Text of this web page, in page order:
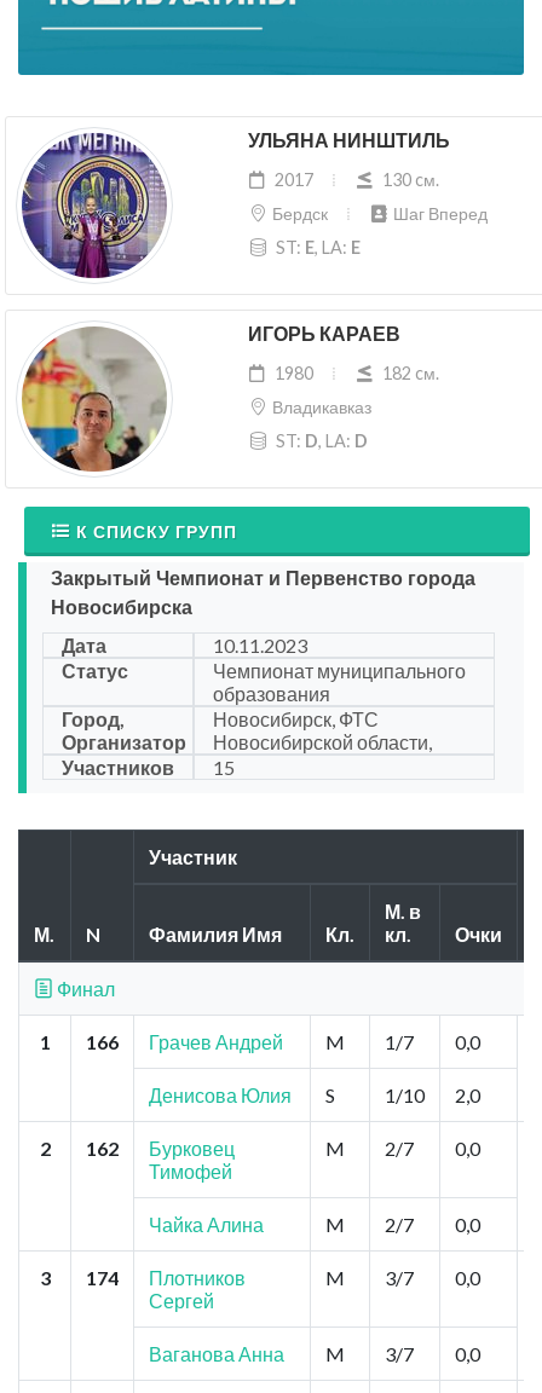
УЛЬЯНА НИНШТИЛЬ
2017
130 cм.
Бердск
Шаг Вперед
ST: E, LA: E
ИГОРЬ КАРАЕВ
1980
182 cм.
Владикавказ
ST: D, LA: D
К СПИСКУ ГРУПП
Закрытый Чемпионат и Первенство города
Новосибирска
Дата
10.11.2023
Статус
Чемпионат муниципального
образования
Город,
Организатор
Новосибирск, ФТС
Новосибирской области,
Участников
15
М. N
Участник
Фамилия Имя Кл.
М. в
кл.
Очки
Финал
1 166 Грачев Андрей M 1/7 0,0
Денисова Юлия S 1/10 2,0
2 162
Бурковец
Тимофей
M 2/7 0,0
Чайка Алина
M 2/7 0,0
3 174
Плотников
Сергей
M 3/7 0,0
Ваганова Анна
M 3/7 0,0